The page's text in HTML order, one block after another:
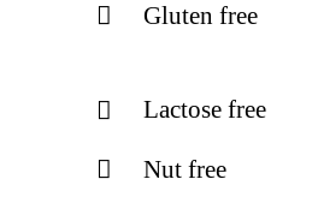
Gluten free
Lactose free
Nut free